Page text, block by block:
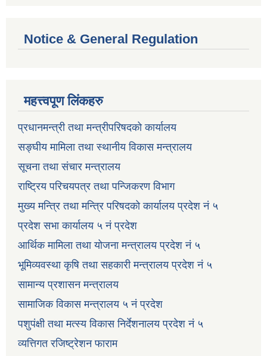
Notice & General Regulation
महत्त्वपूण लिंकहरु
प्रधानमन्त्री तथा मन्त्रीपरिषदको कार्यालय
सङ्घीय मामिला तथा स्थानीय विकास मन्त्रालय
सूचना तथा संचार मन्त्रालय
राष्ट्रिय परिचयपत्र तथा पन्जिकरण विभाग
मुख्य मन्त्रि तथा मन्त्रि परिषदको कार्यालय प्रदेश नं ५
प्रदेश सभा कार्यालय ५ नं प्रदेश
आर्थिक मामिला तथा योजना मन्त्रालय प्रदेश नं ५
भूमिव्यवस्था कृषि तथा सहकारी मन्त्रालय प्रदेश नं ५
सामान्य प्रशासन मन्त्रालय
सामाजिक विकास मन्त्रालय ५ नं प्रदेश
पशुपंक्षी तथा मत्स्य विकास निर्देशनालय प्रदेश नं ५
व्यत्तिगत रजिष्ट्रेशन फाराम